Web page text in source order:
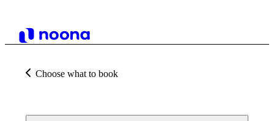
Choose what to book